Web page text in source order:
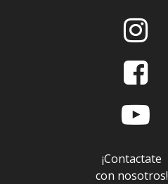



¡Contactate
con nosotros!